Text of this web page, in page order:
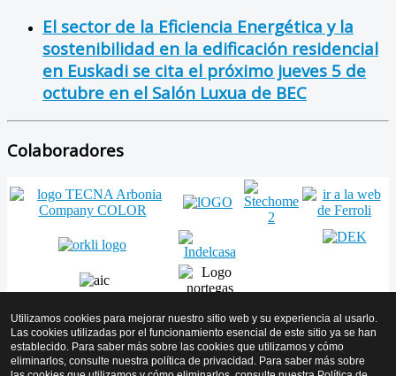
El sector de la Eficiencia Energética y la
sostenibilidad en la edificación residencial
en Euskadi se cita el próximo jueves 5 de
octubre en el Salón Luxua de BEC
Colaboradores
Volver arriba
Utilizamos cookies para mejorar nuestro sitio web y su experiencia al usarlo.
Las cookies utilizadas por el funcionamiento esencial de este sitio ya se han
establecido. Para saber más sobre las cookies que utilizamos y cómo
eliminarlos, consulte nuestra política de privacidad. Para saber más sobre